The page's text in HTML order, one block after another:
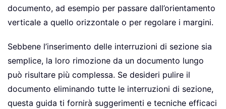
documento, ad esempio per passare dall’orientamento
verticale a quello orizzontale o per regolare i margini.
Sebbene l’inserimento delle interruzioni di sezione sia
semplice, la loro rimozione da un documento lungo
può risultare più complessa. Se desideri pulire il
documento eliminando tutte le interruzioni di sezione,
questa guida ti fornirà suggerimenti e tecniche efficaci